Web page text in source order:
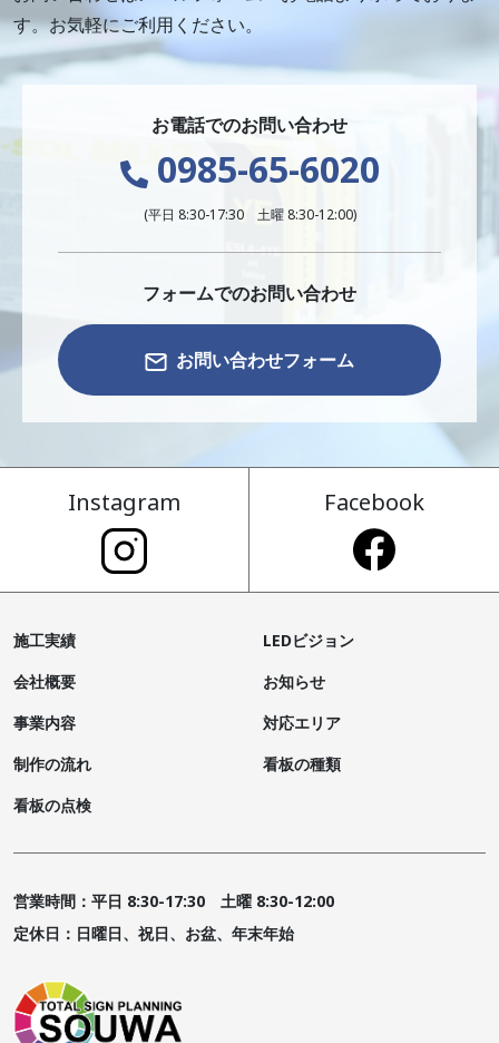
す。お気軽にご利用ください。
お電話でのお問い合わせ
0985-65-6020
(平日 8:30-17:30 土曜 8:30-12:00)
フォームでのお問い合わせ
お問い合わせフォーム
Instagram Facebook
施工実績
LEDビジョン
会社概要
お知らせ
事業内容
対応エリア
制作の流れ
看板の種類
看板の点検
営業時間：平日 8:30-17:30 土曜 8:30-12:00
定休日：日曜日、祝日、お盆、年末年始